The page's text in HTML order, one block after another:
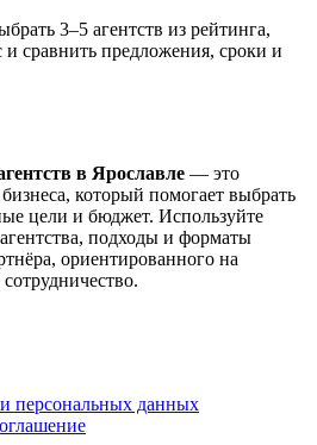
3–5 агентств из рейтинга,
сравнить предложения, сроки и
в Ярославле — это
который помогает выбрать
цели и бюджет. Используйте
подходы и форматы
ориентированного на
персональных данных